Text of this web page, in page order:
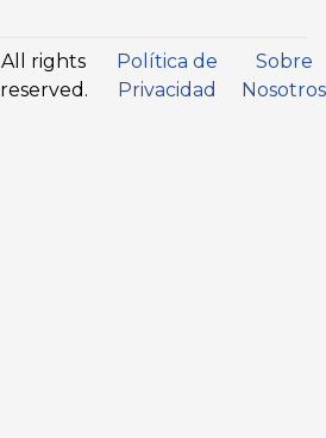
All rights
reserved.
Política de
Privacidad
Sobre
Nosotros